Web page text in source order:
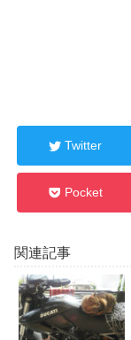
Twitter
Pocket
関連記事